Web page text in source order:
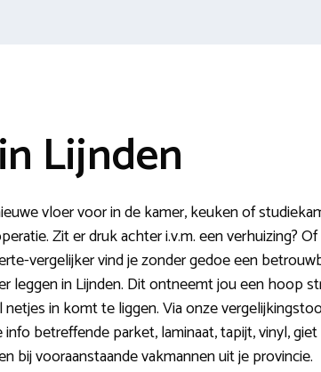
Lijnden
vloer voor in de kamer, keuken of
Zit er druk achter i.v.m. een verhuizing?
vergelijker vind je zonder gedoe een
leggen in Lijnden. Dit ontneemt jou een hoop
in komt te liggen. Via onze
info betreffende parket, laminaat, tapijt, vinyl,
bij vooraanstaande vakmannen uit je provincie.